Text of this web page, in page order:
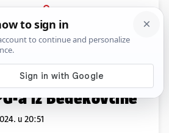
PRIJAVA
News Komentari
se povlače
a iz Bedekovčine
u 20:51